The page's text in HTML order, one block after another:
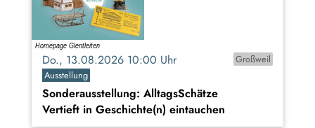
Do., 13.08.2026 10:00 Uhr
Großweil
Ausstellung
Sonderausstellung: AlltagsSchätze
Vertieft in Geschichte(n) eintauchen